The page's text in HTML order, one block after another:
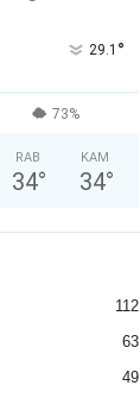
29.1 °
73%
RAB
34°
KAM
34°
112
63
49